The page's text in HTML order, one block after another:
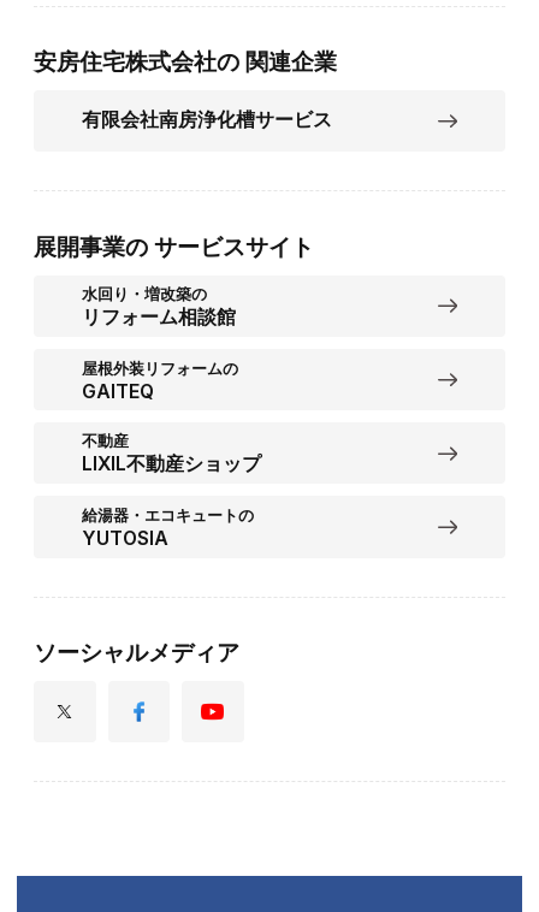
安房住宅株式会社の 関連企業
有限会社南房浄化槽サービス
展開事業の サービスサイト
水回り・増改築の
リフォーム相談館
屋根外装リフォームの
GAITEQ
不動産
LIXIL不動産ショップ
給湯器・エコキュートの
YUTOSIA
ソーシャルメディア